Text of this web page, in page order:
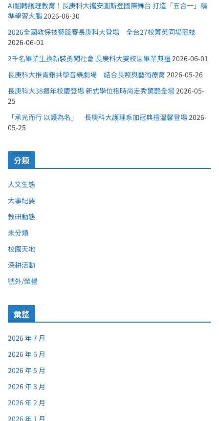
AI翻轉護理教育！長庚科大攜安圖斯登國際舞台 打造「五合一」精
準學習大腦 2026-06-30
2026全國教保技藝競賽長庚科大登場 全台27校菁英同場競技
2026-06-01
2千名畢業生換新裝勇闖社會 長庚科大雙校區畢業典禮2026-06-01
長庚科大推青銀共學音樂劇場 結合長照與藝術療育 2026-05-26
長庚科大38週年校慶登場 新式學位袍時尚走秀驚艷全場2026-05-
25
「承光而行 以護為名」 長庚科大護理系加冠典禮溫馨登場2026-
05-25
分類
人文生態
大事紀要
教研動態
未分類
校園天地
深耕活動
號外/榮譽
彙整
2026 年 7 月
2026 年 6 月
2026 年 5 月
2026 年 3 月
2026 年 2 月
2026 年 1 月